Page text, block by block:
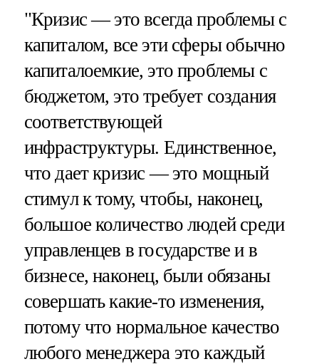
"Кризис — это всегда проблемы с
капиталом, все эти сферы обычно
капиталоемкие, это проблемы с
бюджетом, это требует создания
соответствующей
инфраструктуры. Единственное,
что дает кризис — это мощный
стимул к тому, чтобы, наконец,
большое количество людей среди
управленцев в государстве и в
бизнесе, наконец, были обязаны
совершать какие-то изменения,
потому что нормальное качество
любого менеджера это каждый